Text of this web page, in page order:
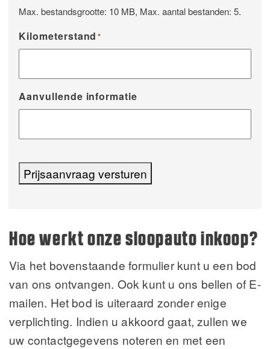
Max. bestandsgrootte: 10 MB, Max. aantal bestanden: 5.
Kilometerstand *
Aanvullende informatie
Prijsaanvraag versturen
Hoe werkt onze sloopauto inkoop?
Via het bovenstaande formulier kunt u een bod
van ons ontvangen. Ook kunt u ons bellen of E-
mailen. Het bod is uiteraard zonder enige
verplichting. Indien u akkoord gaat, zullen we
uw contactgegevens noteren en met een